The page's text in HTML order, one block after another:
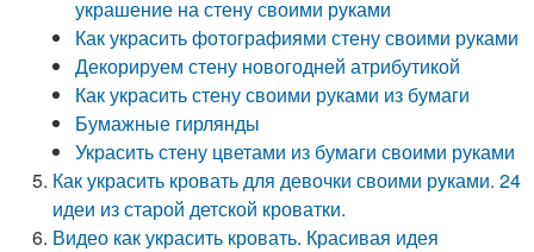
украшение на стену своими руками
Как украсить фотографиями стену своими руками
Декорируем стену новогодней атрибутикой
Как украсить стену своими руками из бумаги
Бумажные гирлянды
Украсить стену цветами из бумаги своими руками
Как украсить кровать для девочки своими руками. 24
идеи из старой детской кроватки.
Видео как украсить кровать. Красивая идея